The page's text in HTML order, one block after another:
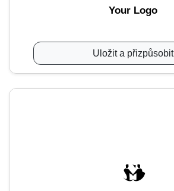
Your Logo
Uložit a přizpůsobit